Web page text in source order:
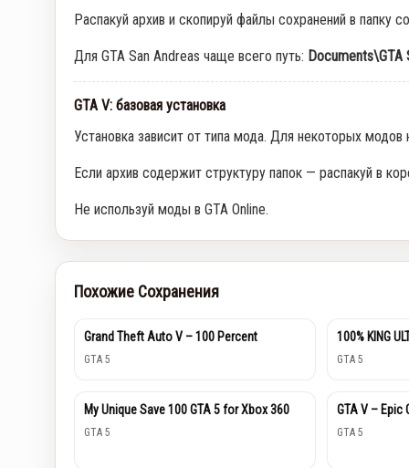
Распакуй архив и скопируй файлы сохранений в папку
Для GTA San Andreas чаще всего путь: Documents\GTA
GTA V: базовая установка
Установка зависит от типа мода. Для некоторых
Если архив содержит структуру папок — распакуй в
Не используй моды в GTA Online.
Похожие Сохранения
Grand Theft Auto V – 100 Percent
GTA 5
100% KING
GTA 5
My Unique Save 100 GTA 5 for Xbox 360
GTA 5
GTA V – Epic
GTA 5